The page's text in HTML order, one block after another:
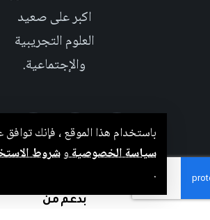
باستخدام هذا الموقع ، فإنك توافق على
سياسة الخصوصيةوشروط الاستخدام
اكبر على صعيد
العلوم التجريبية
والإجتماعية.
بدعم من